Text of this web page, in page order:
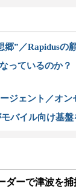
郷”／Rapidusの
っているのか
ジェント／オン
バイル向け基盤
ダーで津波を